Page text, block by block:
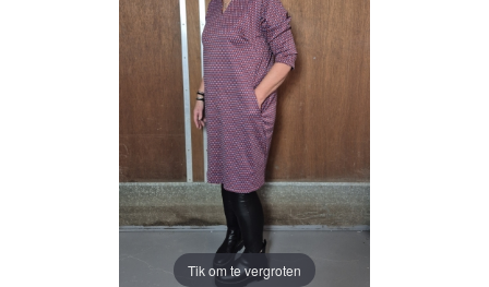
Tik om te vergroten